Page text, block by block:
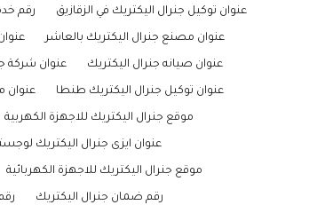
عنوان توكيل جنرال اليكتريك في الزقازيق رقم
عنوان مصنع جنرال اليكتريك بالعاشر
عنوان صيانه جنرال اليكتريك عنوان شركة
عنوان توكيل جنرال اليكتريك طنطا عنوان
موقع جنرال اليكتريك للاجهزة الكهربية
عنوان ايزى جنرال اليكتريك
موقع جنرال اليكتريك للاجهزة الكهربائية
رقم ضمان جنرال اليكتريك